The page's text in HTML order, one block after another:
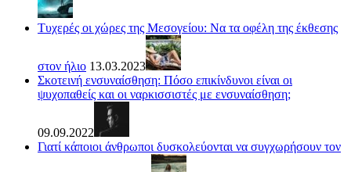
Τυχερές οι χώρες της Μεσογείου: Να τα οφέλη της έκθεσης
στον ήλιο 13.03.2023
Σκοτεινή ενσυναίσθηση: Πόσο επικίνδυνοι είναι οι
ψυχοπαθείς και οι ναρκισσιστές με ενσυναίσθηση;
09.09.2022
Γιατί κάποιοι άνθρωποι δυσκολεύονται να συγχωρήσουν τον